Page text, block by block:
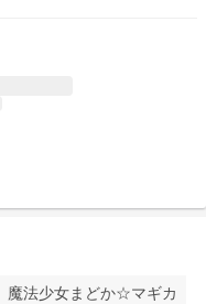
魔法少女まどか☆マギカ